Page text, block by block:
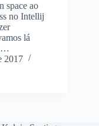
space ao
no Intellij
lá
2017